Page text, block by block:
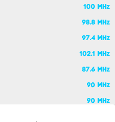
100 MHz
98.8 MHz
97.4 MHz
102.1 MHz
87.6 MHz
90 MHz
90 MHz